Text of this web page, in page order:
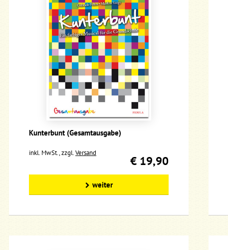
Kunterbunt (Gesamtausgabe)
inkl. MwSt., zzgl.Versand
€ 19,90
weiter